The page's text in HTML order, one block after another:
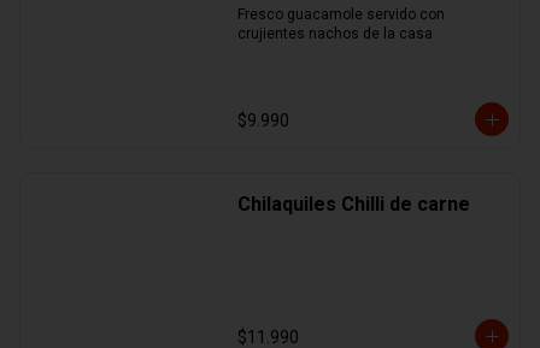
Fresco guacamole servido con
crujientes nachos de la casa
$9.990
Chilaquiles Chilli de carne
$11.990